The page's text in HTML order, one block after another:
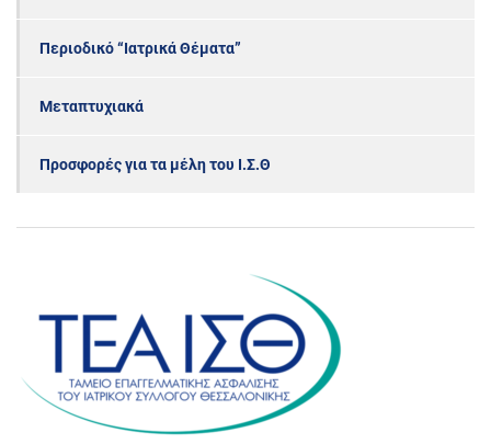
Περιοδικό “Ιατρικά Θέματα”
Μεταπτυχιακά
Προσφορές για τα μέλη του Ι.Σ.Θ